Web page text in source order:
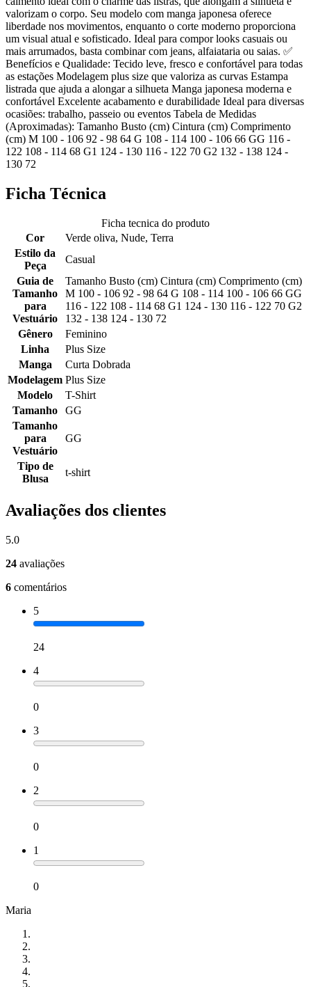
valorizam o corpo. Seu modelo com manga japonesa oferece
liberdade nos movimentos, enquanto o corte moderno proporciona
um visual atual e sofisticado. Ideal para compor looks casuais ou
mais arrumados, basta combinar com jeans, alfaiataria ou saias. ✅
Benefícios e Qualidade: Tecido leve, fresco e confortável para todas
as estações Modelagem plus size que valoriza as curvas Estampa
listrada que ajuda a alongar a silhueta Manga japonesa moderna e
confortável Excelente acabamento e durabilidade Ideal para diversas
ocasiões: trabalho, passeio ou eventos Tabela de Medidas
(Aproximadas): Tamanho Busto (cm) Cintura (cm) Comprimento
(cm) M 100 - 106 92 - 98 64 G 108 - 114 100 - 106 66 GG 116 -
122 108 - 114 68 G1 124 - 130 116 - 122 70 G2 132 - 138 124 -
130 72
Ficha Técnica
Ficha tecnica do produto
Cor
Verde oliva, Nude, Terra
Estilo da
Peça
Casual
Guia de
Tamanho
para
Vestuário
Tamanho Busto (cm) Cintura (cm) Comprimento (cm)
M 100 - 106 92 - 98 64 G 108 - 114 100 - 106 66 GG
116 - 122 108 - 114 68 G1 124 - 130 116 - 122 70 G2
132 - 138 124 - 130 72
Gênero
Feminino
Linha
Plus Size
Manga
Curta Dobrada
Modelagem Plus Size
Modelo
T-Shirt
Tamanho
GG
Tamanho
para
Vestuário
GG
Tipo de
Blusa
t-shirt
Avaliações dos clientes
5.0
24 avaliações
6 comentários
5
24
4
0
3
0
2
0
1
0
Maria